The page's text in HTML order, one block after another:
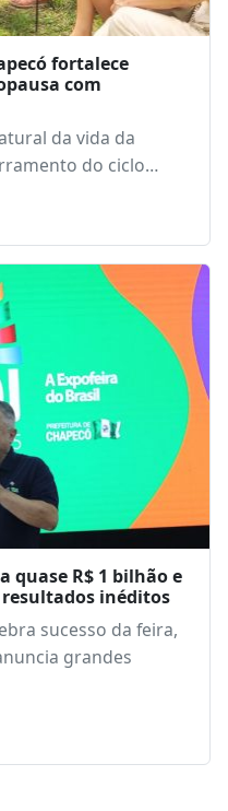
fortalece
com
da vida da
do ciclo…
quase R$ 1 bilhão e
inéditos
sucesso da feira,
grandes